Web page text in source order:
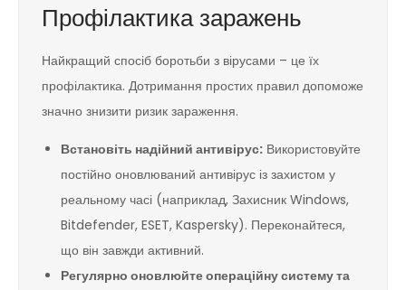
Профілактика заражень
Найкращий спосіб боротьби з вірусами – це їх
профілактика. Дотримання простих правил допоможе
значно знизити ризик зараження.
Встановіть надійний антивірус: Використовуйте
постійно оновлюваний антивірус із захистом у
реальному часі (наприклад, Захисник Windows,
Bitdefender, ESET, Kaspersky). Переконайтеся,
що він завжди активний.
Регулярно оновлюйте операційну систему та